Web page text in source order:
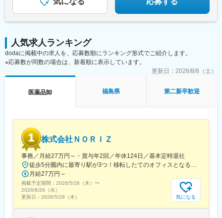
変更の範囲：会社の定める業務
人気求人ランキング
dodaに掲載中の求人を、応募数順にランキング形式でご紹介します。
※応募数が同数の場合は、新着順に表示しています。
更新日： 2026/8/8（土）
医薬品卸 福島県 第二新卒歓迎
株式会社ＮＯＲＩＺ
事務／月給27万円～・賞与年2回／年休124日／基本定時退社
徒歩5分圏内に最寄り駅が3つ！移転したてのオフィスとなるため、新しくキレイなオフィスで働けます！★転勤なし東京都中央区銀座6-13-16 ヒューリック銀座ウォールビル3階新富町から徒歩3分※受動喫煙対策：屋内禁煙
月給27万円～
掲載予定期間： 2026/5/28（木） 〜
2026/8/26（水）
更新日： 2026/5/28（木） 気になる